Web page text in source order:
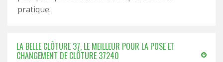
pratique.
LA BELLE CLÔTURE 37, LE MEILLEUR POUR LA POSE ET
CHANGEMENT DE CLÔTURE 37240